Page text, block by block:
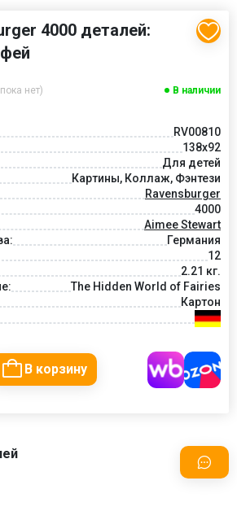
4000 деталей:
нет) В наличии
RV00810
138x92
Для детей
Картины, Коллаж, Фэнтези
Ravensburger
4000
Aimee Stewart
Германия
12
2.21 кг.
The Hidden World of Fairies
Картон
В корзину